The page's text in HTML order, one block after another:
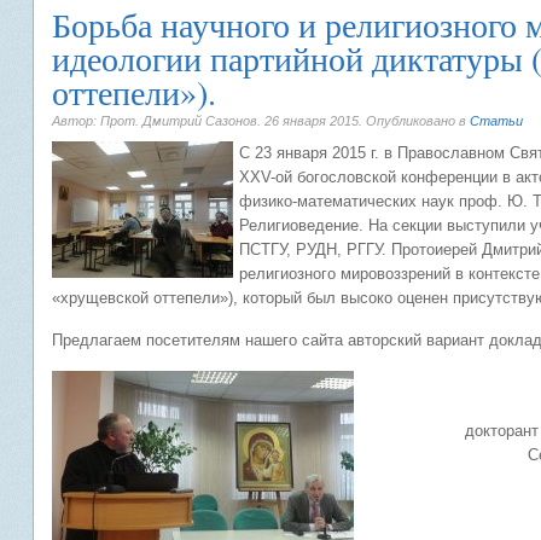
Борьба научного и религиозного
идеологии партийной
оттепели»).
Автор: Прот. Дмитрий Сазонов. 26 января 2015 . Опубликовано в Статьи
С 23 января 2015 г. в Православном
ХХV-ой богословской конференции в
физико-математических наук проф. Ю.
Религиоведение. На секции
ПСТГУ, РУДН, РГГУ. Протоиерей
религиозного мировоззрений в
«хрущевской оттепели»), который был высоко оценен
Предлагаем посетителям нашего сайта авторский вариант